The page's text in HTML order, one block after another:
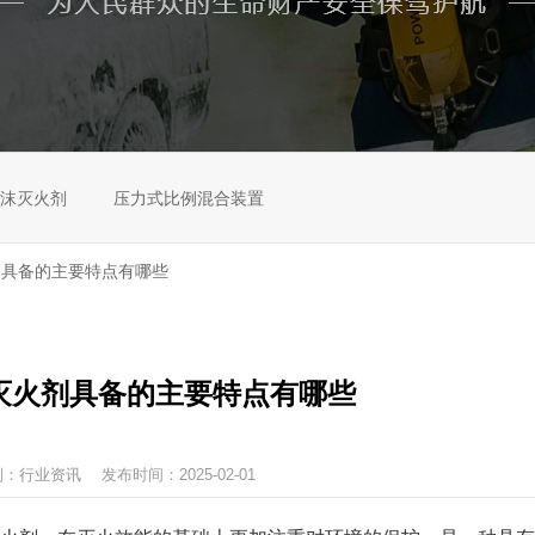
灭火剂 压力式比例混合装置
备的主要特点有哪些
火剂具备的主要特点有哪些
行业资讯发布时间：2025-02-01